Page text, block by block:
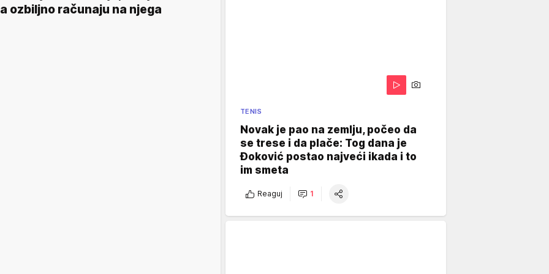
ozbiljno računaju na njega
TENIS
Novak je pao na zemlju, počeo da
se trese i da plače: Tog dana je
Đoković postao najveći ikada i to
im smeta
Reaguj 1